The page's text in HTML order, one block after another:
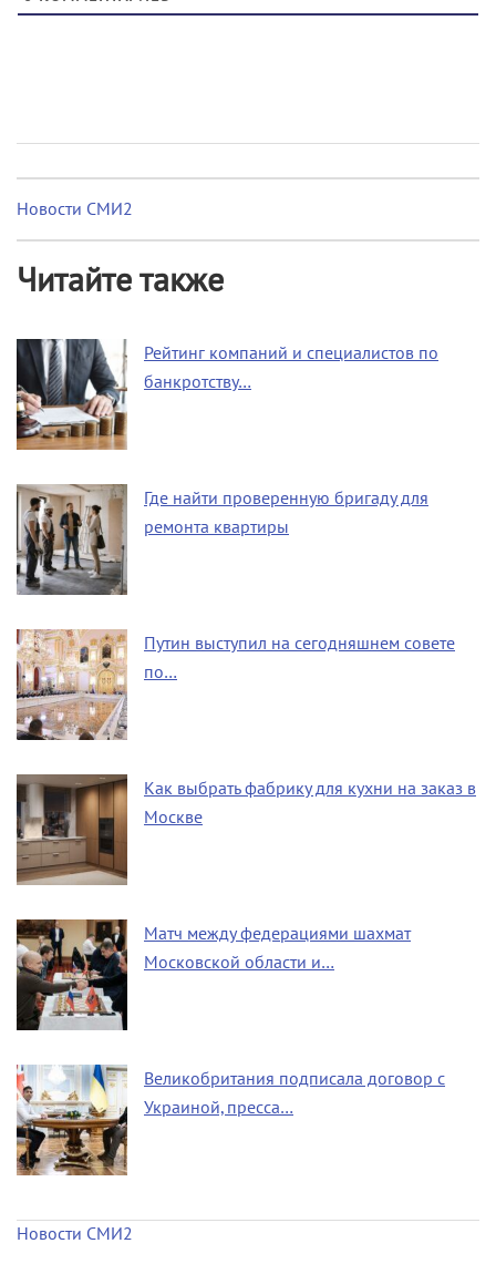
Новости СМИ2
Читайте также
Рейтинг компаний и специалистов по
банкротству…
Где найти проверенную бригаду для
ремонта квартиры
Путин выступил на сегодняшнем совете
по…
Как выбрать фабрику для кухни на заказ в
Москве
Матч между федерациями шахмат
Московской области и…
Великобритания подписала договор с
Украиной, пресса…
Новости СМИ2